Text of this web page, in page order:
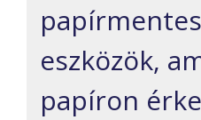
eszközök,
papíron